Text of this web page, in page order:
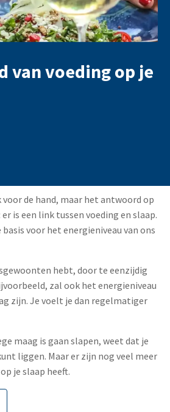
van voeding op je
de hand, maar het antwoord op
is een link tussen voeding en slaap.
voor het energieniveau van ons
hebt, door te eenzijdig
zal ook het energieniveau
zijn. Je voelt je dan regelmatiger
maag is gaan slapen, weet dat je
liggen. Maar er zijn nog veel meer
je slaap heeft.